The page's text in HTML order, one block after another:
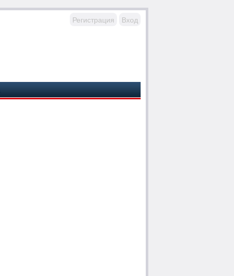
Регистрация Вход